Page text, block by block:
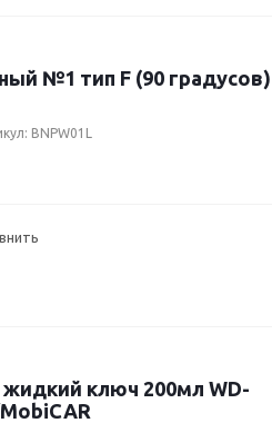
№1 тип F (90 градусов)
BNPW01L
ключ 200мл WD-